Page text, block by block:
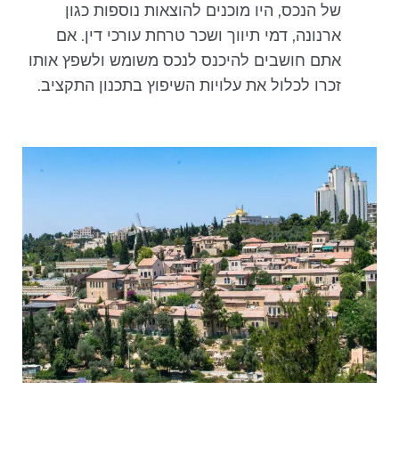
של הנכס, היו מוכנים להוצאות נוספות כגון
ארנונה, דמי תיווך ושכר טרחת עורכי דין. אם
אתם חושבים להיכנס לנכס משומש ולשפץ אותו
זכרו לכלול את עלויות השיפוץ בתכנון התקציב.